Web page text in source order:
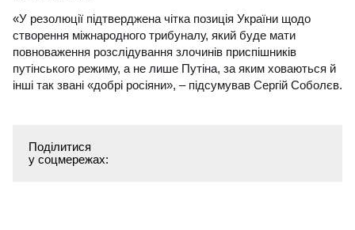
«У резолюції підтверджена чітка позиція України щодо
створення міжнародного трибуналу, який буде мати
повноваження розслідування злочинів приспішників
путінського режиму, а не лише Путіна, за яким ховаються й
інші так звані «добрі росіяни», – підсумував Сергій Соболєв.
Поділитися
у соцмережах: